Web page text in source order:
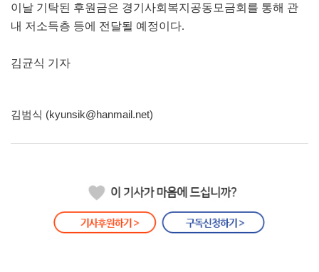
이날 기탁된 후원금은 경기사회복지공동모금회를 통해 관
내 저소득층 등에 전달될 예정이다.
김균식 기자
김범식 (kyunsik@hanmail.net)